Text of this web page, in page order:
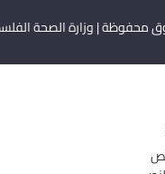
محفوظة | وزارة الصحة